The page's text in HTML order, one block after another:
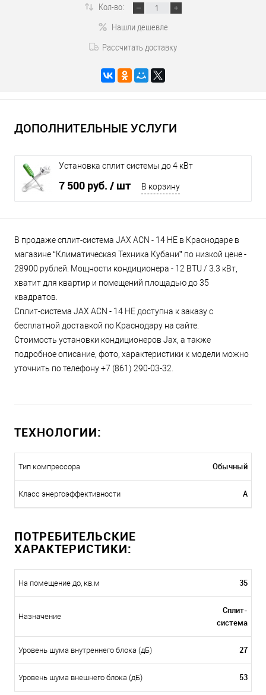
Кол-во:
Нашли дешевле
Рассчитать доставку
ДОПОЛНИТЕЛЬНЫЕ УСЛУГИ
Установка сплит системы до 4 кВт
7 500 руб. / шт В корзину
В продаже сплит-система JAX ACN - 14 HE в Краснодаре в
магазине “Климатическая Техника Кубани” по низкой цене -
28900 рублей. Мощности кондиционера - 12 BTU / 3.3 кВт,
хватит для квартир и помещений площадью до 35
квадратов.
Сплит-система JAX ACN - 14 HE доступна к заказу с
бесплатной доставкой по Краснодару на сайте.
Стоимость установки кондиционеров Jax, а также
подробное описание, фото, характеристики к модели можно
уточнить по телефону +7 (861) 290-03-32.
ТЕХНОЛОГИИ:
Тип компрессора Обычный
Класс энергоэффективности A
ПОТРЕБИТЕЛЬСКИЕ
ХАРАКТЕРИСТИКИ:
На помещение до, кв.м 35
Назначение
Сплит-
система
Уровень шума внутреннего блока (дБ) 27
Уровень шума внешнего блока (дБ) 53